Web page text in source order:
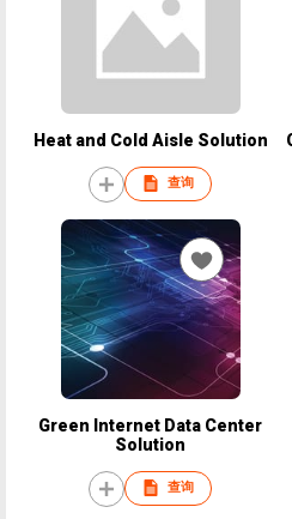
Heat and Cold Aisle Solution
查询
Green Internet Data Center
Solution
查询